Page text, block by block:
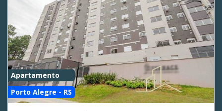
Apartamento
Porto Alegre - RS